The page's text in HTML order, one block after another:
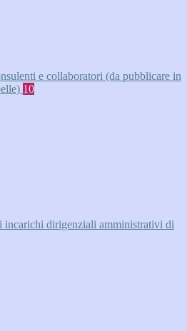
e collaboratori (da pubblicare in
10
incarichi dirigenziali amministrativi di